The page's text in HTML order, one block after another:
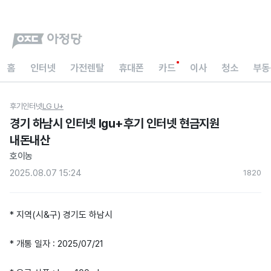
홈 인터넷 가전렌탈 휴대폰 카드 이사 청소 부
후기 인터넷LG U+
경기 하남시 인터넷 lgu+후기 인터넷 현금지원
내돈내산
호이농
2025.08.07 15:24
1820
* 지역(시&구) 경기도 하남시
* 개통 일자 : 2025/07/21